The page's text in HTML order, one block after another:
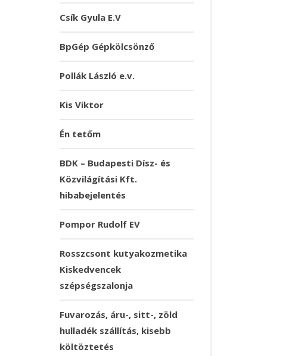
Csík Gyula E.V
BpGép Gépkölcsönző
Pollák László e.v.
Kis Viktor
Én tetőm
BDK – Budapesti Dísz- és
Közvilágítási Kft.
hibabejelentés
Pompor Rudolf EV
Rosszcsont kutyakozmetika
Kiskedvencek
szépségszalonja
Fuvarozás, áru-, sitt-, zöld
hulladék szállítás, kisebb
költöztetés